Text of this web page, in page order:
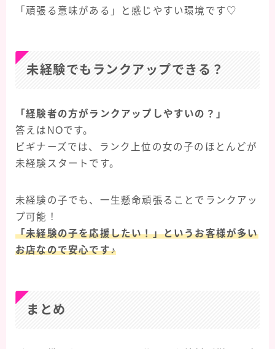
「頑張る意味がある」と感じやすい環境です♡
未経験でもランクアップできる？
「経験者の方がランクアップしやすいの？」
答えはNOです。
ビギナーズでは、ランク上位の女の子のほとんどが
未経験スタートです。
未経験の子でも、一生懸命頑張ることでランクアッ
プ可能！
「未経験の子を応援したい！」というお客様が多い
お店なので安心です♪
まとめ